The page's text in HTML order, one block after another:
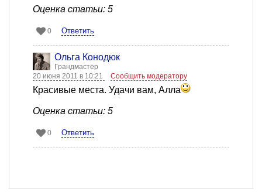
Оценка статьи: 5
0 Ответить
Ольга Конодюк
Грандмастер
20 июня 2011 в 10:21
Сообщить модератору
Красивые места. Удачи вам, Алла
Оценка статьи: 5
0 Ответить